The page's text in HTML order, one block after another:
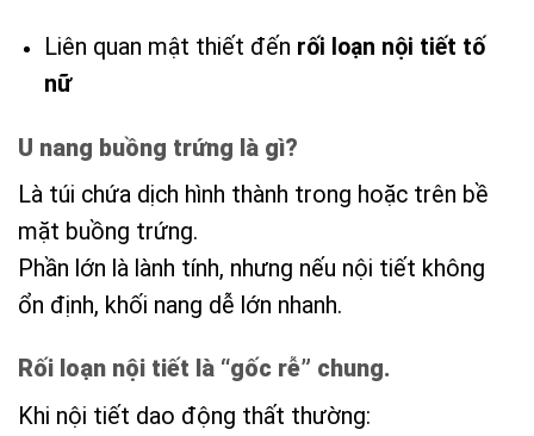
Liên quan mật thiết đến rối loạn nội tiết tố
nữ
U nang buồng trứng là gì?
Là túi chứa dịch hình thành trong hoặc trên bề
mặt buồng trứng.
Phần lớn là lành tính, nhưng nếu nội tiết không
ổn định, khối nang dễ lớn nhanh.
Rối loạn nội tiết là “gốc rễ” chung.
Khi nội tiết dao động thất thường: